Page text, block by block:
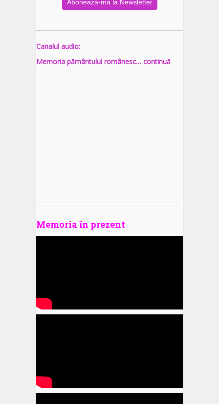
Canalul audio:
Memoria pământului românesc… continuă
Memoria în prezent